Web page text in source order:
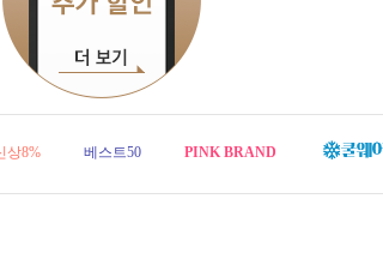
상8% 베스트50 PINK BRAND